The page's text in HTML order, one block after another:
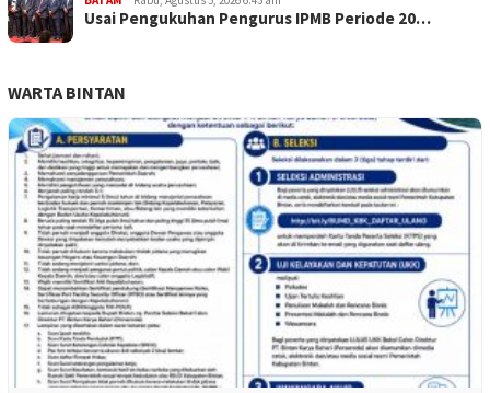
Usai Pengukuhan Pengurus IPMB Periode 20…
WARTA BINTAN